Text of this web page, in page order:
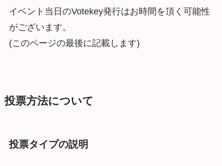
イベント当日のVotekey発行はお時間を頂く可能性
がございます。
(このページの最後に記載します)
投票方法について
投票タイプの説明